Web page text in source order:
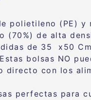
polietileno (PE) y
(70%) de alta
de 35 x50
bolsas NO
directo con los
perfectas para